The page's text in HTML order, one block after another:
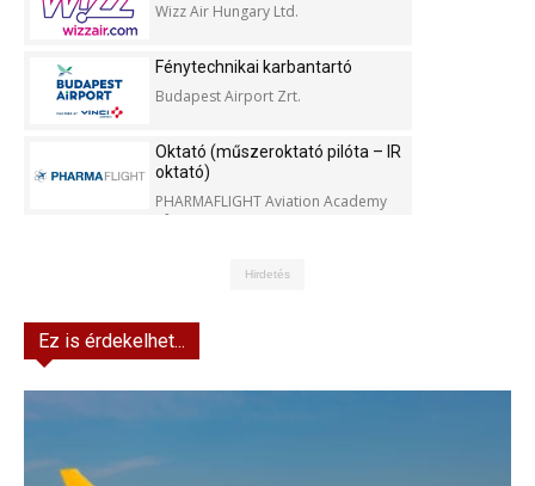
Wizz Air Hungary Ltd.
Fénytechnikai karbantartó
Budapest Airport Zrt.
Oktató (műszeroktató pilóta – IR
oktató)
PHARMAFLIGHT Aviation Academy
Kft.
Hirdetés
Ez is érdekelhet...